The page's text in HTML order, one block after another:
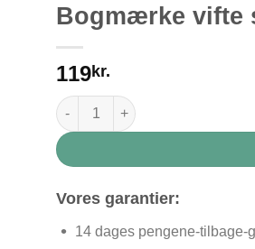
Bogmærke vifte
119kr.
Bogmærke vifte sommerfugl antal
Vores garantier:
14 dages pengene-tilbage-